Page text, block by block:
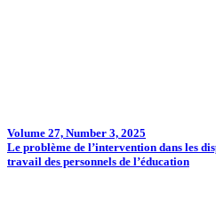
Volume 27, Number 3, 2025
Le problème de l’intervention dans les
travail des personnels de l’éducation